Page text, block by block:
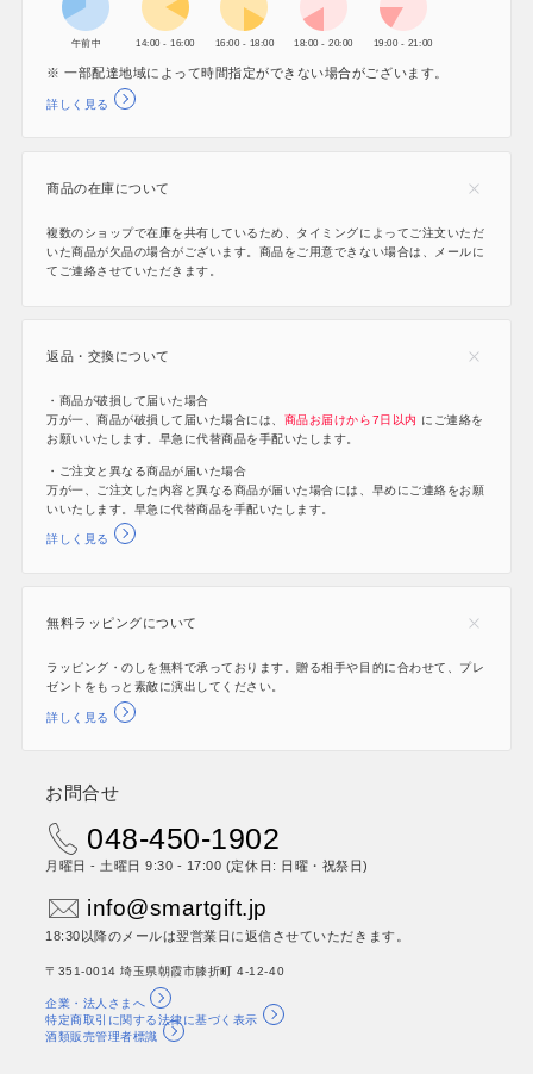
午前中 14:00 - 16:00 16:00 - 18:00 18:00 - 20:00 19:00 - 21:00
※ 一部配達地域によって時間指定ができない場合がございます。
詳しく見る
商品の在庫について
複数のショップで在庫を共有しているため、タイミングによってご注文いただ
いた商品が欠品の場合がございます。商品をご用意できない場合は、メールに
てご連絡させていただきます。
返品・交換について
・商品が破損して届いた場合
万が一、商品が破損して届いた場合には、 商品お届けから7日以内 にご連絡を
お願いいたします。早急に代替商品を手配いたします。
・ご注文と異なる商品が届いた場合
万が一、ご注文した内容と異なる商品が届いた場合には、早めにご連絡をお願
いいたします。早急に代替商品を手配いたします。
詳しく見る
無料ラッピングについて
ラッピング・のしを無料で承っております。贈る相手や目的に合わせて、プレ
ゼントをもっと素敵に演出してください。
詳しく見る
お問合せ
048-450-1902
月曜日 - 土曜日 9:30 - 17:00 (定休日: 日曜・祝祭日)
info@smartgift.jp
18:30以降のメールは翌営業日に返信させていただきます。
〒351-0014 埼玉県朝霞市膝折町 4-12-40
企業・法人さまへ
特定商取引に関する法律に基づく表示
酒類販売管理者標識